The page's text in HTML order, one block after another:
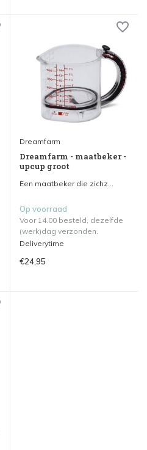
Dreamfarm
Dreamfarm - maatbeker -
upcup groot
Een maatbeker die zichz...
Op voorraad
Voor 14.00 besteld, dezelfde
(werk)dag verzonden.
Deliverytime
€24,95